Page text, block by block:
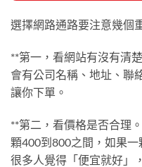
選擇網路通路要注意幾個
**第一，看網站有沒有清
會有公司名稱、地址、聯
讓你下單。
**第二，看價格是否合理
顆400到800之間，如果一
很多人覺得「便宜就好」